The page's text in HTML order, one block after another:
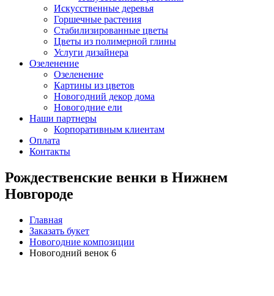
Искусственные деревья
Горшечные растения
Стабилизированные цветы
Цветы из полимерной глины
Услуги дизайнера
Озеленение
Озеленение
Картины из цветов
Новогодний декор дома
Новогодние ели
Наши партнеры
Корпоративным клиентам
Оплата
Контакты
Рождественские венки в Нижнем
Новгороде
Главная
Заказать букет
Новогодние композиции
Новогодний венок 6